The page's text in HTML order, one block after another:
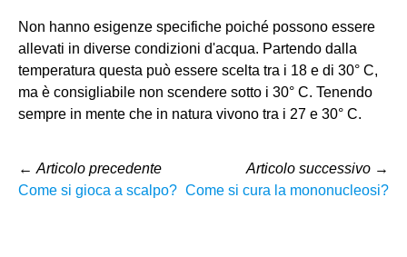
Non hanno esigenze specifiche poiché possono essere
allevati in diverse condizioni d'acqua. Partendo dalla
temperatura questa può essere scelta tra i 18 e di 30° C,
ma è consigliabile non scendere sotto i 30° C. Tenendo
sempre in mente che in natura vivono tra i 27 e 30° C.
← Articolo precedente
Come si gioca a scalpo?
Articolo successivo →
Come si cura la mononucleosi?